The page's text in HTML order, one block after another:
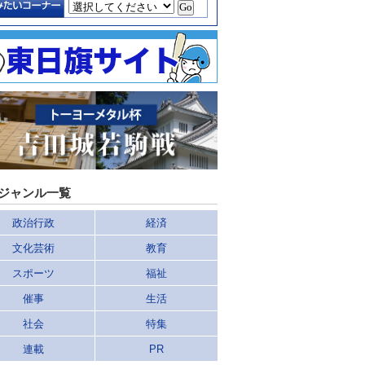
ャンル一覧
政治行政 経済
文化芸術 教育
スポーツ 福祉
催事 生活
社会 特集
連載 PR